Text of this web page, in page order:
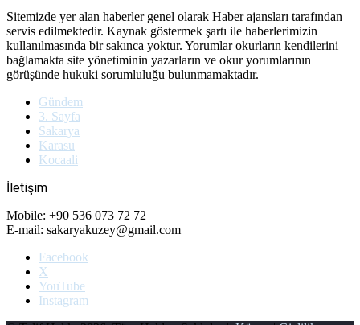
Sitemizde yer alan haberler genel olarak Haber ajansları tarafından
servis edilmektedir. Kaynak göstermek şartı ile haberlerimizin
kullanılmasında bir sakınca yoktur. Yorumlar okurların kendilerini
bağlamakta site yönetiminin yazarların ve okur yorumlarının
görüşünde hukuki sorumluluğu bulunmamaktadır.
Gündem
3. Sayfa
Sakarya
Karasu
Kocaali
İletişim
Mobile: +90 536 073 72 72
E-mail: sakaryakuzey@gmail.com
Facebook
X
YouTube
Instagram